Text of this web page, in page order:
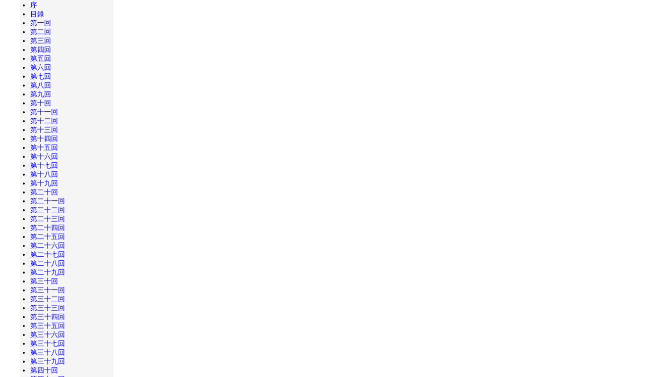
序
目錄
第一回
第二回
第三回
第四回
第五回
第六回
第七回
第八回
第九回
第十回
第十一回
第十二回
第十三回
第十四回
第十五回
第十六回
第十七回
第十八回
第十九回
第二十回
第二十一回
第二十二回
第二十三回
第二十四回
第二十五回
第二十六回
第二十七回
第二十八回
第二十九回
第三十回
第三十一回
第三十二回
第三十三回
第三十四回
第三十五回
第三十六回
第三十七回
第三十八回
第三十九回
第四十回